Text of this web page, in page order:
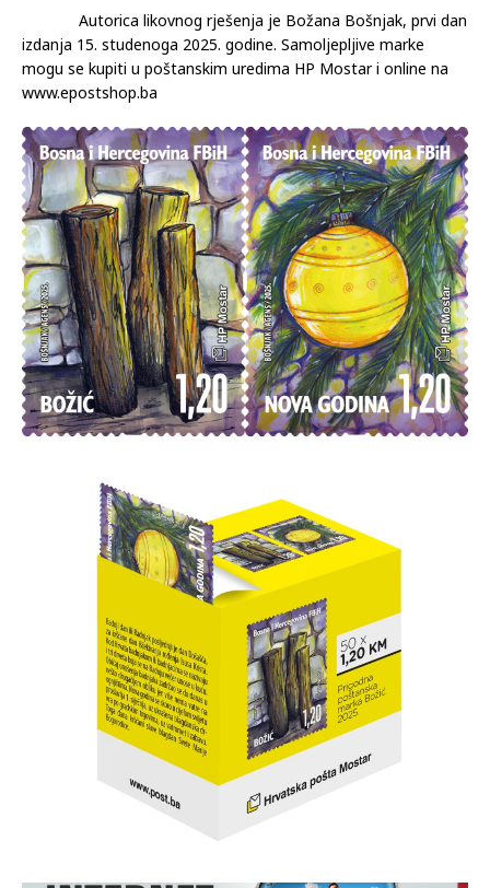
ukrašena blagdanska drvca po gradskim trgovima, uz
vatromet i zabavu.
Autorica likovnog rješenja je Božana Bošnjak, prvi dan
izdanja 15. studenoga 2025. godine. Samoljepljive marke
mogu se kupiti u poštanskim uredima HP Mostar i online na
www.epostshop.ba